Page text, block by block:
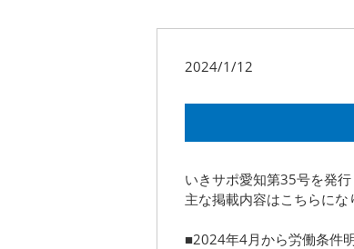
2024/1/12
いきサポ愛知第35号を発行
主な掲載内容はこちらにな
■2024年4月から労働条件